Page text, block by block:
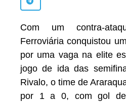
Com um contra-
Ferroviária conquistou
por uma vaga na elite
jogo de ida das
Rivalo, o time de
por 1 a 0, com gol